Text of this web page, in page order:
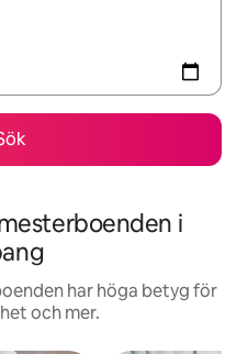
i
har höga betyg för
och mer.